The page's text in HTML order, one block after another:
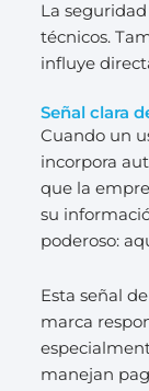
La
técnicos.
influye
Señal clara
Cuando un
incorpora
que la
su
poderoso:
Esta señal
marca
manejan